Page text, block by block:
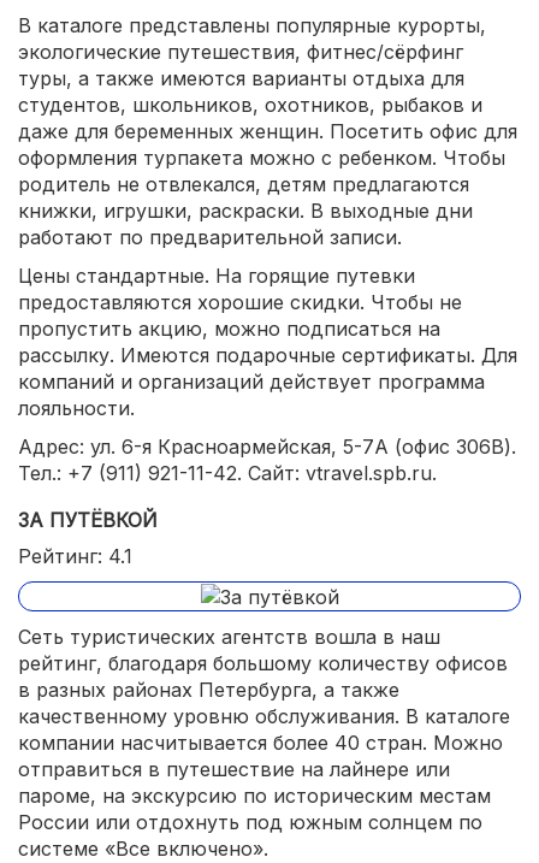
В каталоге представлены популярные курорты,
экологические путешествия, фитнес/сёрфинг
туры, а также имеются варианты отдыха для
студентов, школьников, охотников, рыбаков и
даже для беременных женщин. Посетить офис для
оформления турпакета можно с ребенком. Чтобы
родитель не отвлекался, детям предлагаются
книжки, игрушки, раскраски. В выходные дни
работают по предварительной записи.
Цены стандартные. На горящие путевки
предоставляются хорошие скидки. Чтобы не
пропустить акцию, можно подписаться на
рассылку. Имеются подарочные сертификаты. Для
компаний и организаций действует программа
лояльности.
Адрес: ул. 6-я Красноармейская, 5-7А (офис 306В).
Тел.: +7 (911) 921-11-42. Сайт: vtravel.spb.ru.
ЗА ПУТЁВКОЙ
Рейтинг: 4.1
Сеть туристических агентств вошла в наш
рейтинг, благодаря большому количеству офисов
в разных районах Петербурга, а также
качественному уровню обслуживания. В каталоге
компании насчитывается более 40 стран. Можно
отправиться в путешествие на лайнере или
пароме, на экскурсию по историческим местам
России или отдохнуть под южным солнцем по
системе «Все включено».